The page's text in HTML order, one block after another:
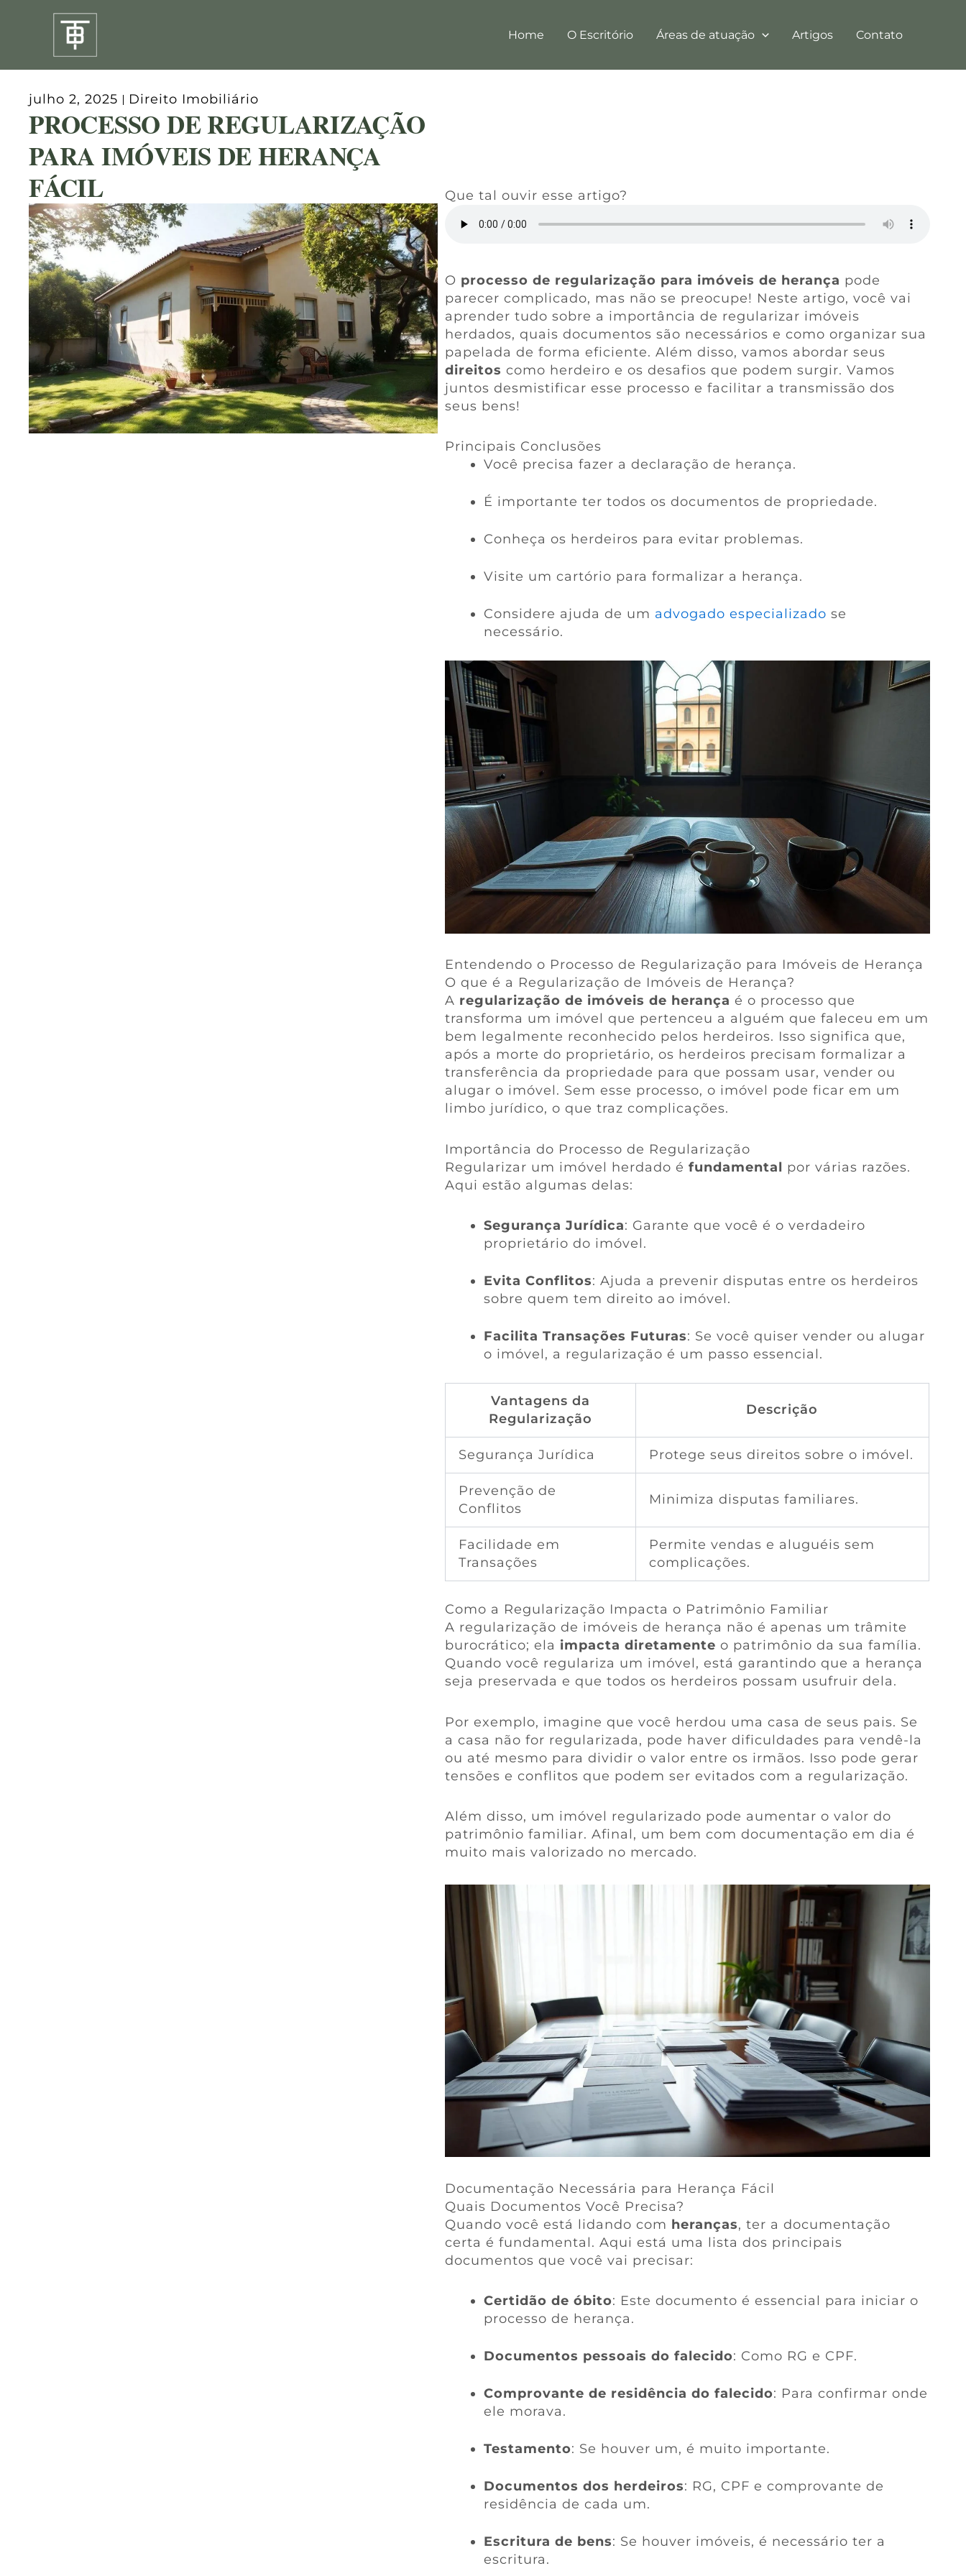
Home O Escritório Áreas de atuação Artigos Contato
julho 2, 2025 Direito Imobiliário
PROCESSO DE REGULARIZAÇÃO
PARA IMÓVEIS DE HERANÇA
FÁCIL
Que tal ouvir esse artigo?
O processo de regularização para imóveis de herança pode
parecer complicado, mas não se preocupe! Neste artigo, você vai
aprender tudo sobre a importância de regularizar imóveis
herdados, quais documentos são necessários e como organizar sua
papelada de forma eficiente. Além disso, vamos abordar seus
direitos como herdeiro e os desafios que podem surgir. Vamos
juntos desmistificar esse processo e facilitar a transmissão dos
seus bens!
Principais Conclusões
Você precisa fazer a declaração de herança.
É importante ter todos os documentos de propriedade.
Conheça os herdeiros para evitar problemas.
Visite um cartório para formalizar a herança.
Considere ajuda de um advogado especializado se
necessário.
Entendendo o Processo de Regularização para Imóveis de Herança
O que é a Regularização de Imóveis de Herança?
A regularização de imóveis de herança é o processo que
transforma um imóvel que pertenceu a alguém que faleceu em um
bem legalmente reconhecido pelos herdeiros. Isso significa que,
após a morte do proprietário, os herdeiros precisam formalizar a
transferência da propriedade para que possam usar, vender ou
alugar o imóvel. Sem esse processo, o imóvel pode ficar em um
limbo jurídico, o que traz complicações.
Importância do Processo de Regularização
Regularizar um imóvel herdado é fundamental por várias razões.
Aqui estão algumas delas:
Segurança Jurídica: Garante que você é o verdadeiro
proprietário do imóvel.
Evita Conflitos: Ajuda a prevenir disputas entre os herdeiros
sobre quem tem direito ao imóvel.
Facilita Transações Futuras: Se você quiser vender ou alugar
o imóvel, a regularização é um passo essencial.
Vantagens da
Regularização
Descrição
Segurança Jurídica Protege seus direitos sobre o imóvel.
Prevenção de
Conflitos
Minimiza disputas familiares.
Facilidade em
Transações
Permite vendas e aluguéis sem
complicações.
Como a Regularização Impacta o Patrimônio Familiar
A regularização de imóveis de herança não é apenas um trâmite
burocrático; ela impacta diretamente o patrimônio da sua família.
Quando você regulariza um imóvel, está garantindo que a herança
seja preservada e que todos os herdeiros possam usufruir dela.
Por exemplo, imagine que você herdou uma casa de seus pais. Se
a casa não for regularizada, pode haver dificuldades para vendê-la
ou até mesmo para dividir o valor entre os irmãos. Isso pode gerar
tensões e conflitos que podem ser evitados com a regularização.
Além disso, um imóvel regularizado pode aumentar o valor do
patrimônio familiar. Afinal, um bem com documentação em dia é
muito mais valorizado no mercado.
Documentação Necessária para Herança Fácil
Quais Documentos Você Precisa?
Quando você está lidando com heranças, ter a documentação
certa é fundamental. Aqui está uma lista dos principais
documentos que você vai precisar:
Certidão de óbito: Este documento é essencial para iniciar o
processo de herança.
Documentos pessoais do falecido: Como RG e CPF.
Comprovante de residência do falecido: Para confirmar onde
ele morava.
Testamento: Se houver um, é muito importante.
Documentos dos herdeiros: RG, CPF e comprovante de
residência de cada um.
Escritura de bens: Se houver imóveis, é necessário ter a
escritura.